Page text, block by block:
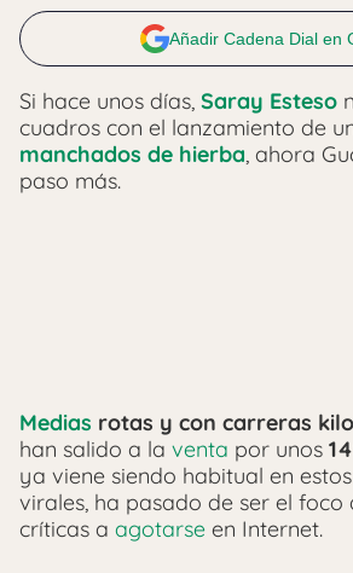
Añadir Cadena Dial en
Si hace unos días, Saray Esteso
cuadros con el lanzamiento de
manchados de hierba, ahora
paso más.
Medias rotas y con carreras
han salido a la venta por unos
ya viene siendo habitual en
virales, ha pasado de ser el foco
críticas a agotarse en Internet.